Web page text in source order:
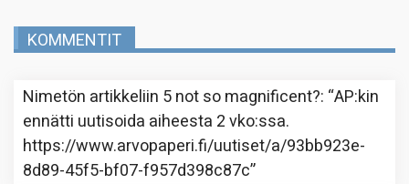
KOMMENTIT
Nimetön artikkeliin 5 not so magnificent?: “AP:kin
ennätti uutisoida aiheesta 2 vko:ssa.
https://www.arvopaperi.fi/uutiset/a/93bb923e-
8d89-45f5-bf07-f957d398c87c”